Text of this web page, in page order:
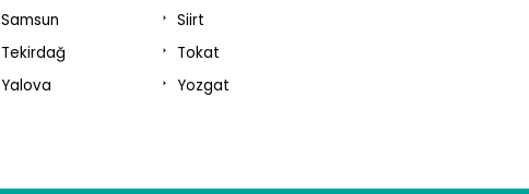
Samsun
Siirt
Tekirdağ
Tokat
Yalova
Yozgat